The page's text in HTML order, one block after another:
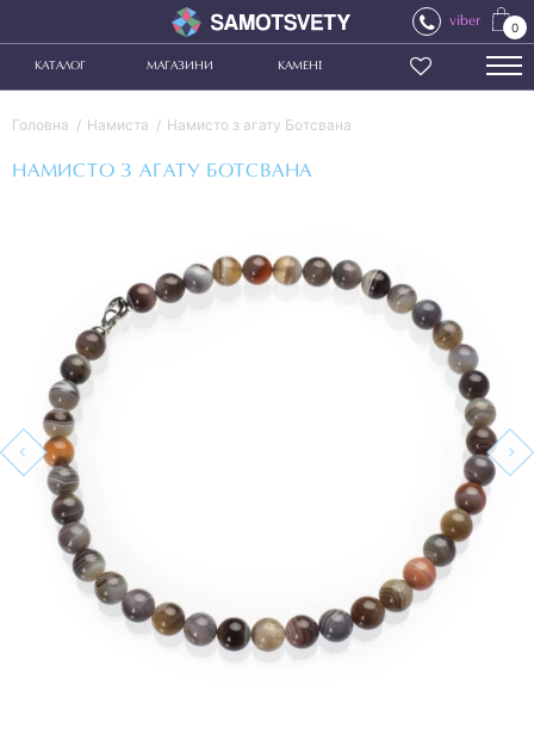
viber 0
КАТАЛОГ МАГАЗИНИ КАМЕНІ
Головна Намиста Намисто з агату Ботсвана
НАМИСТО З АГАТУ БОТСВАНА